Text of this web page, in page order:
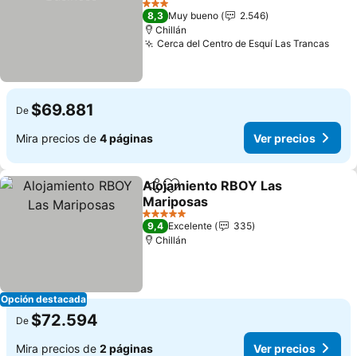
3 Estrellas
8,3 Muy bueno
2.546
Chillán
Cerca del Centro de Esquí Las Trancas
De $69.881
Mira precios de 4 páginas Ver precios
Opción destacada
CompartirAgregar a favoritos
Alojamiento RBOY Las
Mariposas
5 Estrellas
9,4 Excelente
335
Chillán
De $72.594
Mira precios de 2 páginas Ver precios